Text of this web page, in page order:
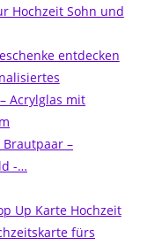
Hochzeit Sohn und
entdecken
Acrylglas mit
Brautpaar –
-…
Up Karte Hochzeit
fürs